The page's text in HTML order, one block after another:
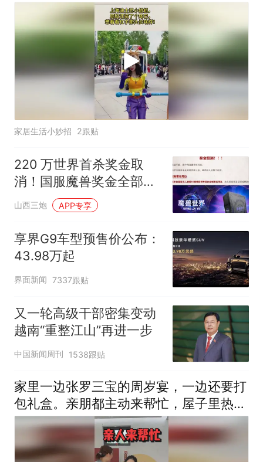
家居生活小妙招 2跟贴
220 万世界首杀奖金取
消！国服魔兽奖金全部转
向社区激励
山西三炮 APP专享
享界G9车型预售价公布：
43.98万起
界面新闻 7337跟贴
又一轮高级干部密集变动
越南“重整江山”再进一步
中国新闻周刊 1538跟贴
家里一边张罗三宝的周岁宴，一边还要打
包礼盒。亲朋都主动来帮忙，屋子里热热
闹闹干劲十足。提前炖上满满一锅鸡肉，
感谢大家忙前忙后的出